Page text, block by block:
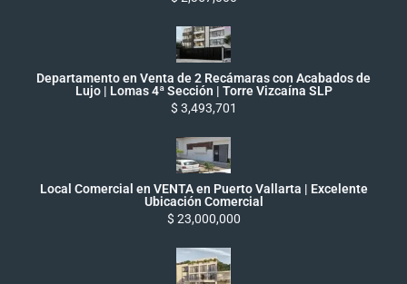
Departamento en Venta de 2 Recámaras con Acabados de
Lujo | Lomas 4ª Sección | Torre Vizcaína SLP
$ 3,493,701
Local Comercial en VENTA en Puerto Vallarta | Excelente
Ubicación Comercial
$ 23,000,000